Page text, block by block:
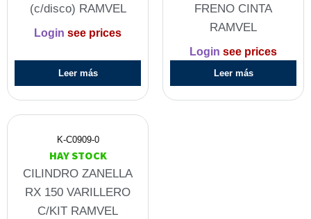
(c/disco) RAMVEL
Login see prices
Leer más
FRENO CINTA
RAMVEL
Login see prices
Leer más
K-C0909-0
HAY STOCK
CILINDRO ZANELLA
RX 150 VARILLERO
C/KIT RAMVEL